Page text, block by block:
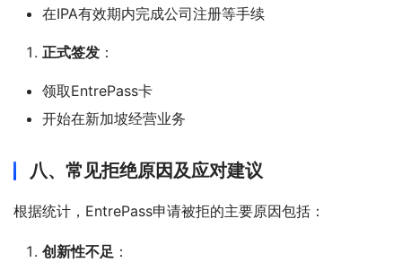
在IPA有效期内完成公司注册等手续
正式签发 ：
领取EntrePass卡
开始在新加坡经营业务
八、常见拒绝原因及应对建议
根据统计，EntrePass申请被拒的主要原因包括：
创新性不足 ：